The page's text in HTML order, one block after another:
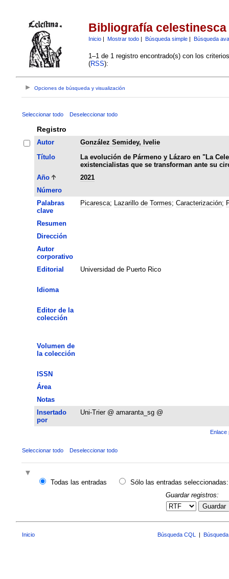
Bibliografía celestinesca
Inicio| Mostrar todo| Búsqueda simple| Búsqueda
1–1 de 1 registro encontrado(s) con los
(RSS):
Opciones de búsqueda y visualización
Seleccionar todo Deseleccionar todo
Registro
Autor
González Semidey, Ivelie
Título
La evolución de Pármeno y Lázaro en "La
existencialistas que se transforman ante su
Año
2021
Número
Palabras
clave
Picaresca; Lazarillo de Tormes; Caracterización;
Resumen
Dirección
Autor
corporativo
Editorial
Universidad de Puerto Rico
Idioma
Editor de la
colección
Volumen de
la colección
ISSN
Área
Notas
Insertado
por
Uni-Trier @ amaranta_sg @
Enlace
Seleccionar todo Deseleccionar todo
Todas las entradas
Sólo las entradas seleccionadas:
Guardar registros:
Guardar
Inicio Búsqueda CQL